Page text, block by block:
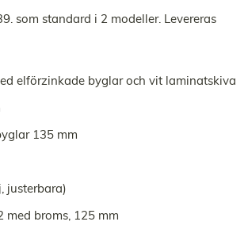
som standard i 2 modeller. Levereras
elförzinkade byglar och vit laminatskiva
135 mm
justerbara)
broms, 125 mm